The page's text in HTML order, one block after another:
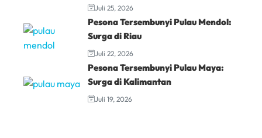
Juli 25, 2026
Pesona Tersembunyi Pulau Mendol:
Surga di Riau
Juli 22, 2026
Pesona Tersembunyi Pulau Maya:
Surga di Kalimantan
Juli 19, 2026